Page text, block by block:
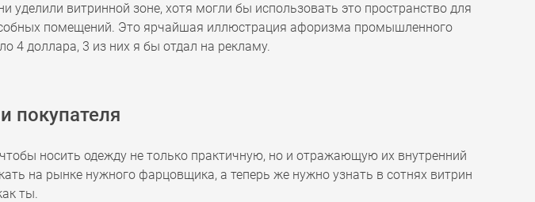
уделили витринной зоне, хотя могли бы использовать это пространство для
помещений. Это ярчайшая иллюстрация афоризма промышленного
4 доллара, 3 из них я бы отдал на рекламу.
покупателя
носить одежду не только практичную, но и отражающую их внутренний
на рынке нужного фарцовщика, а теперь же нужно узнать в сотнях витрин
ты.